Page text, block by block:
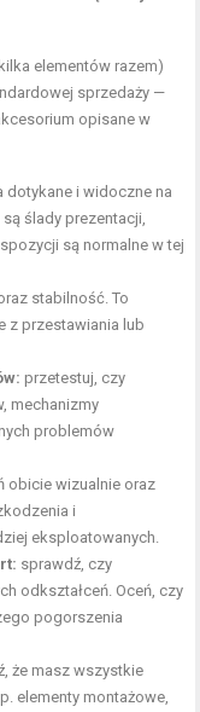
elementów razem)
sprzedaży —
opisane w
dotykane i widoczne na
ślady prezentacji,
są normalne w tej
stabilność. To
z przestawiania lub
przetestuj, czy
mechanizmy
problemów
obicie wizualnie oraz
i
eksploatowanych.
sprawdź, czy
odkształceń. Oceń, czy
pogorszenia
że masz wszystkie
elementy montażowe,